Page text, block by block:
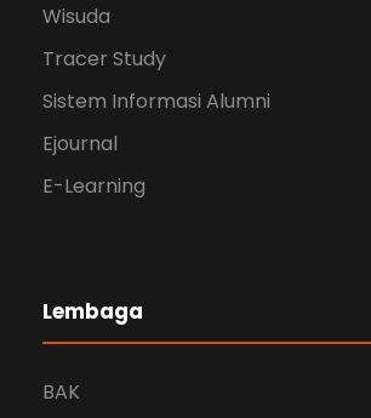
Wisuda
Tracer Study
Sistem Informasi Alumni
Ejournal
E-Learning
Lembaga
BAK